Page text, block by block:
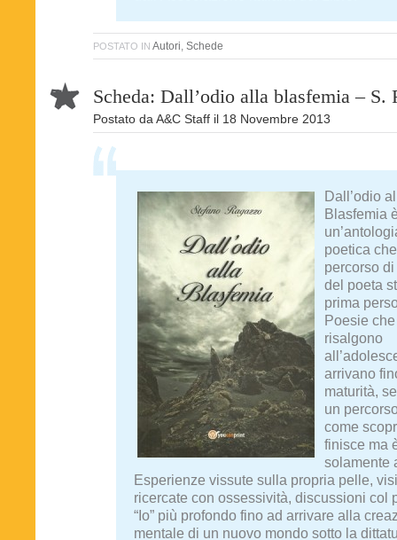
POSTATO IN Autori, Schede
Scheda: Dall’odio alla blasfemia – S.
Postato daA&C Staff il 18 Novembre 2013
Dall’odio
Blasfemia
poetica
percorso
del poeta
prima
Poesie che
risalgono
arrivano
maturità,
un
come
finisce ma
solamente
Esperienze vissute sulla propria pelle,
ricercate con ossessività, discussioni col
“Io” più profondo fino ad arrivare alla
mentale di un nuovo mondo sotto la